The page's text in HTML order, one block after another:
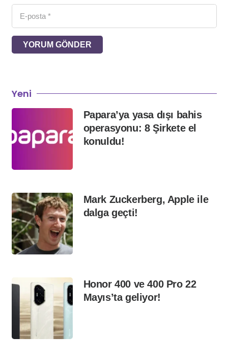
YORUM GÖNDER
Yeni
Papara’ya yasa dışı bahis
operasyonu: 8 Şirkete el
konuldu!
Mark Zuckerberg, Apple ile
dalga geçti!
Honor 400 ve 400 Pro 22
Mayıs’ta geliyor!